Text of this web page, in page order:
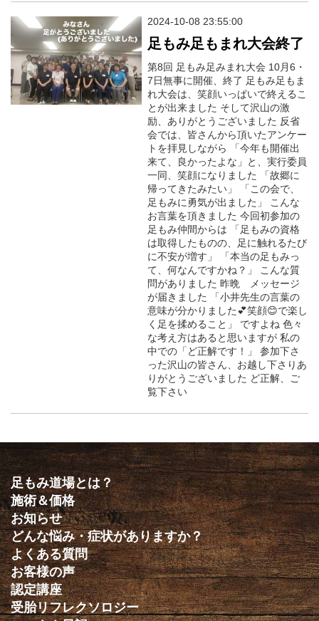
2024-10-08 23:55:00
足もみ足もまれ大会終了
第8回 足もみ足みまれ大会 10月6・
7日無事に開催、終了 足もみ足もま
れ大会は、笑顔いっぱいで終えるこ
とが出来ました そして沢山の激
励、ありがとうございました 反省
会では、皆さんから頂いたアンケー
トを拝見しながら 「今年も開催出
来て、良かったよな」と、実行委員
一同、笑顔になりました 「故郷に
帰ってきたみたい」 「この会で、
足もみに勇気が出ました」 こんな
お言葉を頂きました 今回初参加の
足もみ仲間からは 「足もみの資格
は取得したものの、足に触れるたび
に不安が増す」 「本当の足もみっ
て、何なんですかね？」 こんな質
問がありました 昨晩 メッセージ
が届きました 「小井先生の言葉の
意味が分かりました💕笑顔😊で楽し
く足を揉めること」 ですよね 色々
な考え方はあると思いますが 私の
中での「ど正解です！」 参加下さ
った沢山の皆さん、お越し下さりあ
りがとうございました ど正解、ご
覧下さい
足もみ道場とは？
施術＆価格
お知らせ
どんな悩み・症状がありますか？
よくある質問
お客様の声
認定講座
受胎リフレクソロジー